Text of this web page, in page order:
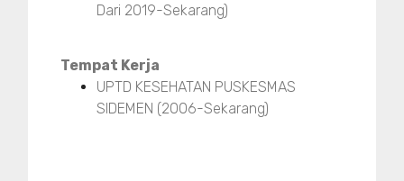
Dari 2019-Sekarang)
Tempat Kerja
UPTD KESEHATAN PUSKESMAS
SIDEMEN (2006-Sekarang)